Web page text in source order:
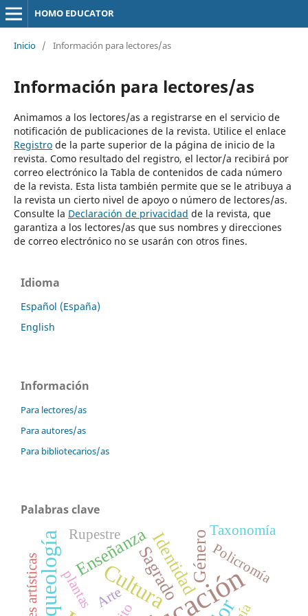
HOMO EDUCATOR
Inicio / Información para lectores/as
Información para lectores/as
Animamos a los lectores/as a registrarse en el servicio de
notificación de publicaciones de la revista. Utilice el enlace
Registrode la parte superior de la página de inicio de la
revista. Como resultado del registro, el lector/a recibirá por
correo electrónico la Tabla de contenidos de cada número
de la revista. Esta lista también permite que se le atribuya a
la revista un cierto nivel de apoyo o número de lectores/as.
Consulte la Declaración de privacidad de la revista, que
garantiza a los lectores/as que sus nombres y direcciones
de correo electrónico no se usarán con otros fines.
Idioma
Español (España)
English
Información
Para lectores/as
Para autores/as
Para bibliotecarios/as
Palabras clave
Arqueología CulturaIdentidad
Sagrado Género
Enseñanza
Arte
Rupestre
Policromía
Taxonomía
plantas